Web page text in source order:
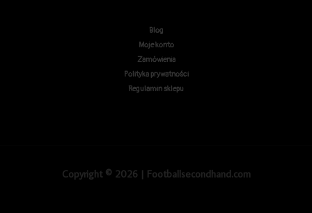
Blog
Moje konto
Zamówienia
Polityka prywatności
Regulamin sklepu
Copyright © 2026 | Footballsecondhand.com